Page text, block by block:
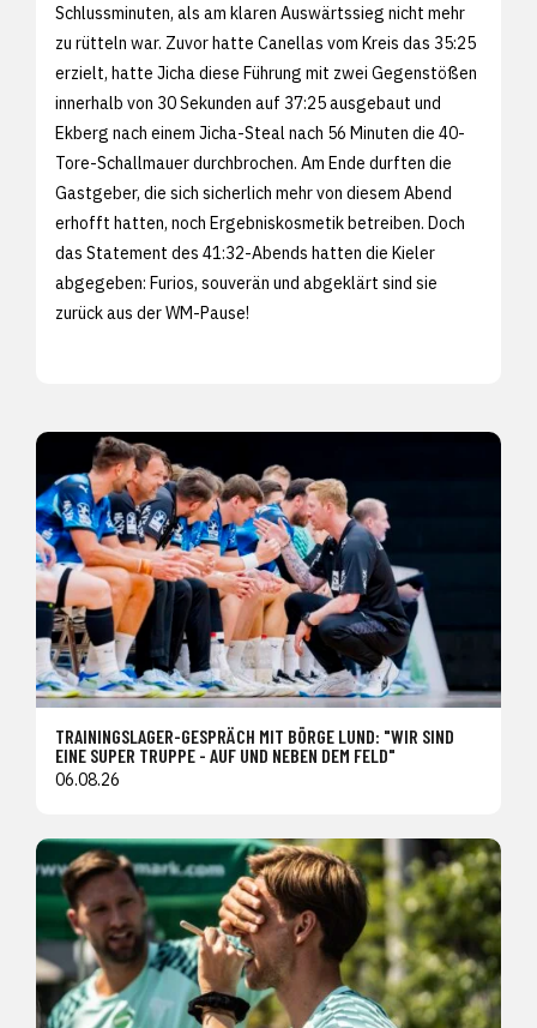
Schlussminuten, als am klaren Auswärtssieg nicht mehr
zu rütteln war. Zuvor hatte Canellas vom Kreis das 35:25
erzielt, hatte Jicha diese Führung mit zwei Gegenstößen
innerhalb von 30 Sekunden auf 37:25 ausgebaut und
Ekberg nach einem Jicha-Steal nach 56 Minuten die 40-
Tore-Schallmauer durchbrochen. Am Ende durften die
Gastgeber, die sich sicherlich mehr von diesem Abend
erhofft hatten, noch Ergebniskosmetik betreiben. Doch
das Statement des 41:32-Abends hatten die Kieler
abgegeben: Furios, souverän und abgeklärt sind sie
zurück aus der WM-Pause!
TRAININGSLAGER-GESPRÄCH MIT BÖRGE LUND: "WIR SIND
EINE SUPER TRUPPE - AUF UND NEBEN DEM FELD"
06.08.26